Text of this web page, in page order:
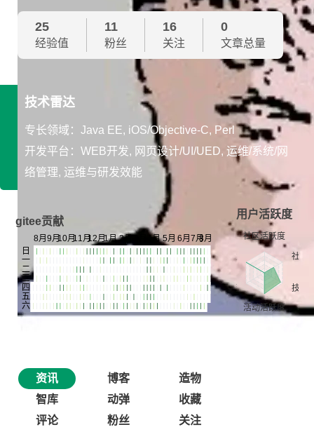
25
经验值
11
粉丝
16
关注
0
文章总量
技术雷达
专长领域：Java EE, iOS/Objective-C, Perl
开发平台：WEB开发, 网页设计/UI/UED, 运维/系统/网
络管理, 运维与研发效能
gitee贡献
用户活跃度
资讯 博客
造物
智库
动弹
收藏
评论
粉丝 关注